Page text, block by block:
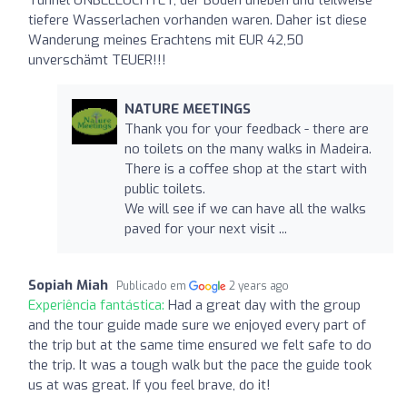
tiefere Wasserlachen vorhanden waren. Daher ist diese
Wanderung meines Erachtens mit EUR 42,50
unverschämt TEUER!!!
NATURE MEETINGS
Thank you for your feedback - there are
no toilets on the many walks in Madeira.
There is a coffee shop at the start with
public toilets.
We will see if we can have all the walks
paved for your next visit ...
Sopiah Miah Publicado em 2 years ago
Experiência fantástica: Had a great day with the group
and the tour guide made sure we enjoyed every part of
the trip but at the same time ensured we felt safe to do
the trip. It was a tough walk but the pace the guide took
us at was great. If you feel brave, do it!